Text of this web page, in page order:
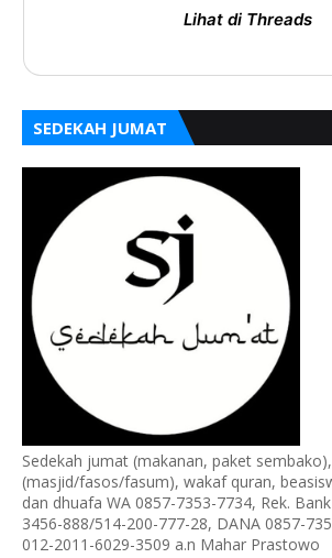
Lihat di Threads
SEDEKAH JUMAT
Sedekah jumat (makanan, paket
(masjid/fasos/fasum), wakaf quran,
dan dhuafa WA 0857-7353-7734, Rek.
3456-888/514-200-777-28, DANA 0857-
012-2011-6029-3509 a.n Mahar Prastowo